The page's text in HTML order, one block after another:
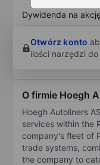
Dywidenda na
własnego
Otwórz konto
ilości narzędzi
O firmie Hoegh
Hoegh Autoliners
services within the
company's fleet of
trade systems,
the company to